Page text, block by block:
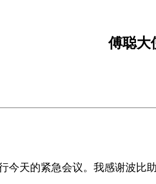
傅聪大
今天的紧急会议。我感谢波比